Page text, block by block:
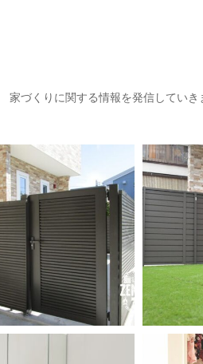
家づくりに関する情報を発信していき